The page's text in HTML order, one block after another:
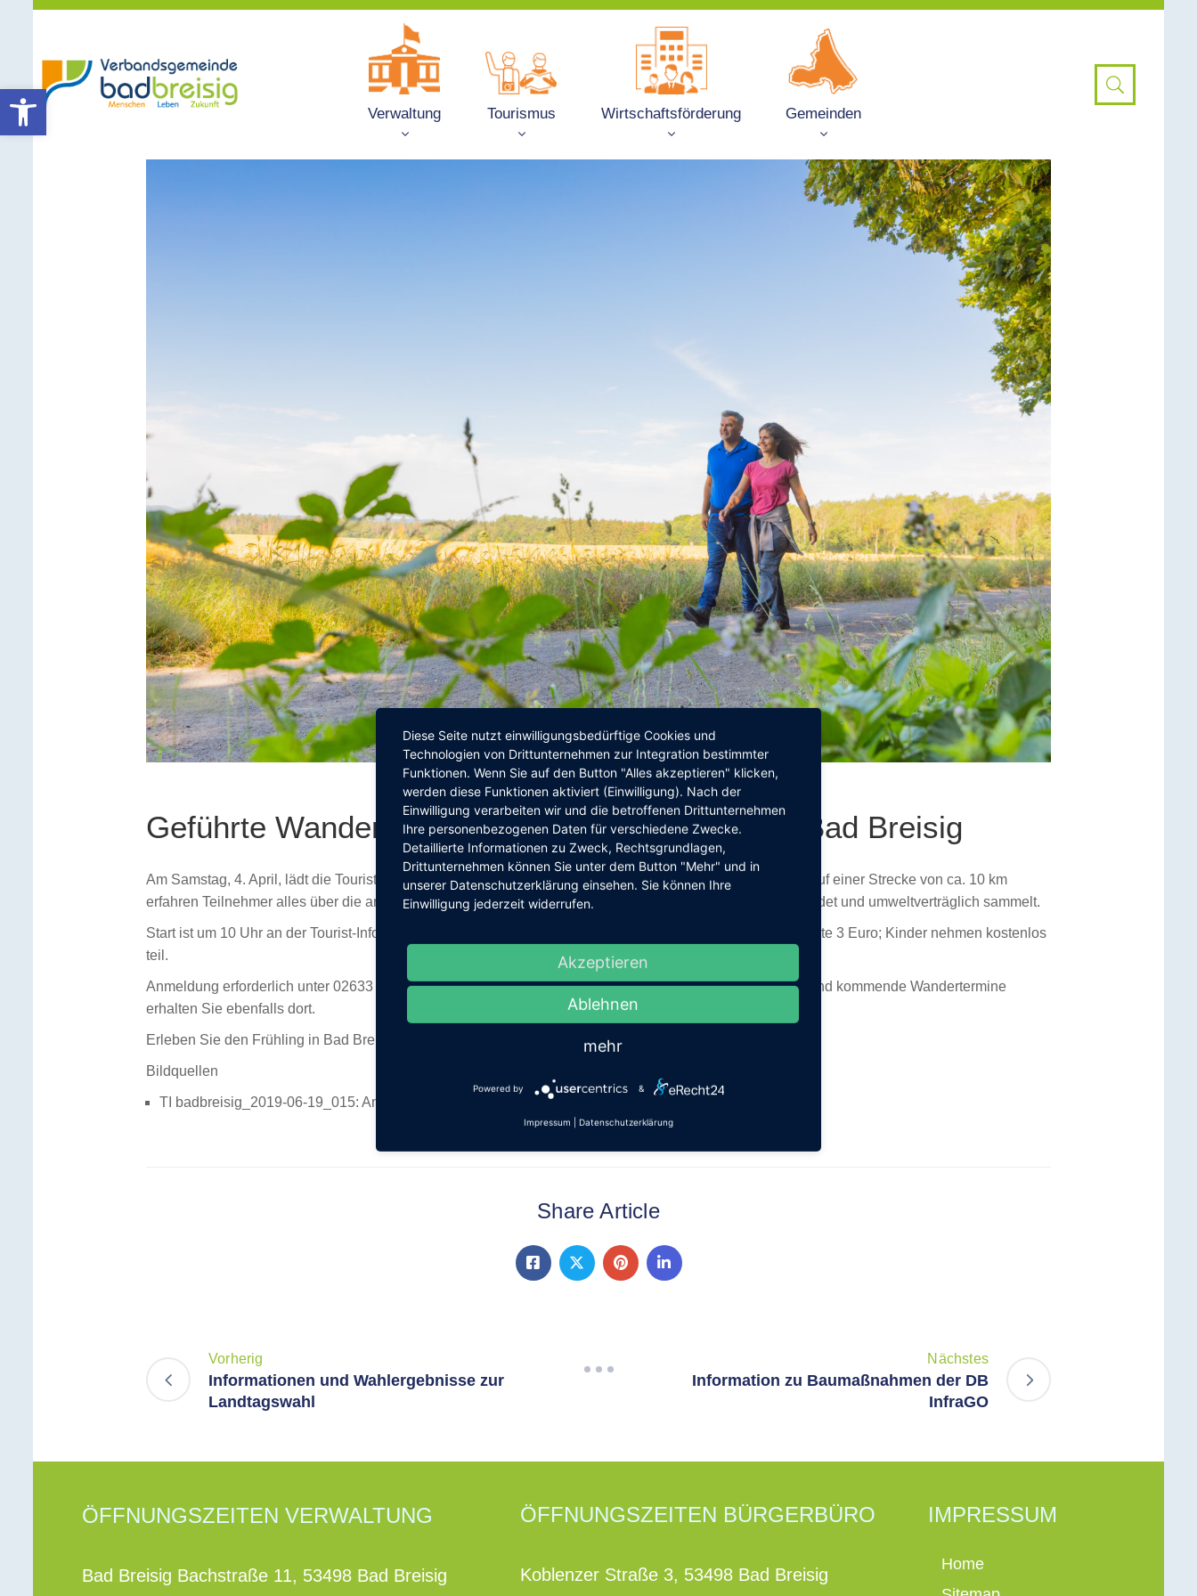
Werkzeugleiste öffnen
Verwaltung Tourismus Wirtschaftsförderung Gemeinden
Geführte Wanderung am 04. April – Bärlauch in Bad Breisig
Am Samstag, 4. April, lädt die Tourist-Information Bad Breisig zu einer geführten Bärlauchwanderung ein. Auf einer Strecke von ca. 10 km
erfahren Teilnehmer alles über die aromatische Pflanze: wie man sie sicher erntet, Verwechslungen vermeidet und umweltverträglich sammelt.
Start ist um 10 Uhr an der Tourist-Information im Kurpark. Die Teilnahmegebühr beträgt 5 Euro, mit Gästekarte 3 Euro; Kinder nehmen kostenlos
teil.
Anmeldung erforderlich unter 02633 45630 oder per E-Mail antourist-info@bad-breisig.de. Weitere Infos und kommende Wandertermine
erhalten Sie ebenfalls dort.
Erleben Sie den Frühling in Bad Breisig und entdecken Sie Bärlauch auf ganz besondere Weise!
Bildquellen
TI badbreisig_2019-06-19_015: Anton Röser- Tourist-Information Bad Breisig
Share Article
Vorherig
Informationen und Wahlergebnisse zur
Landtagswahl
Nächstes
Information zu Baumaßnahmen der DB
InfraGO
ÖFFNUNGSZEITEN VERWALTUNG
Bad Breisig Bachstraße 11, 53498 Bad Breisig
ÖFFNUNGSZEITEN BÜRGERBÜRO
Koblenzer Straße 3, 53498 Bad Breisig
IMPRESSUM
Home
Diese Seite nutzt einwilligungsbedürftige Cookies und
Technologien von Drittunternehmen zur Integration bestimmter
Funktionen. Wenn Sie auf den Button "Alles akzeptieren" klicken,
werden diese Funktionen aktiviert (Einwilligung). Nach der
Einwilligung verarbeiten wir und die betroffenen Drittunternehmen
Ihre personenbezogenen Daten für verschiedene Zwecke.
Detaillierte Informationen zu Zweck, Rechtsgrundlagen,
Drittunternehmen können Sie unter dem Button "Mehr" und in
unserer Datenschutzerklärung einsehen. Sie können Ihre
Einwilligung jederzeit widerrufen.
Akzeptieren
Ablehnen
mehr
Powered by &
Impressum Datenschutzerklärung